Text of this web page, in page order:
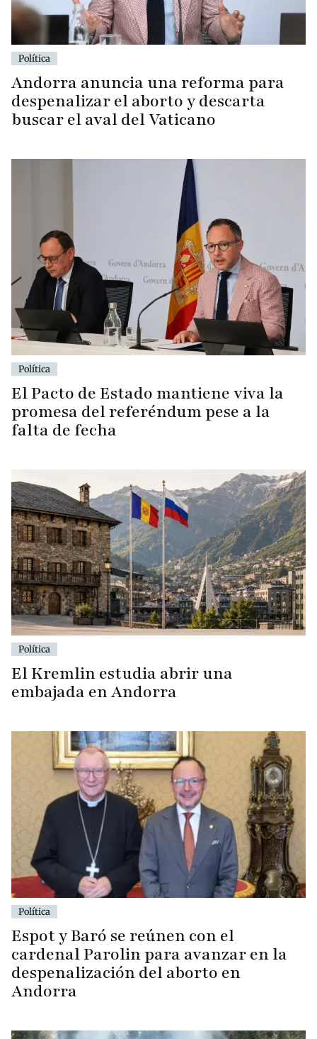
Política
Andorra anuncia una reforma para
despenalizar el aborto y descarta
buscar el aval del Vaticano
Política
El Pacto de Estado mantiene viva la
promesa del referéndum pese a la
falta de fecha
Política
El Kremlin estudia abrir una
embajada en Andorra
Política
Espot y Baró se reúnen con el
cardenal Parolin para avanzar en la
despenalización del aborto en
Andorra